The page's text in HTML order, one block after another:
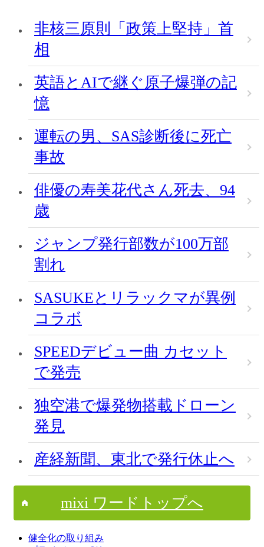
非核三原則「政策上堅持」首
相
英語とAIで継ぐ原子爆弾の記
憶
運転の男、SAS診断後に死亡
事故
俳優の寿美花代さん死去、94
歳
ジャンプ発行部数が100万部
割れ
SASUKEとリラックマが異例
コラボ
SPEEDデビュー曲 カセット
で発売
独空港で爆発物搭載ドローン
発見
産経新聞、東北で発行休止へ
mixi ワードトップへ
健全化の取り組み